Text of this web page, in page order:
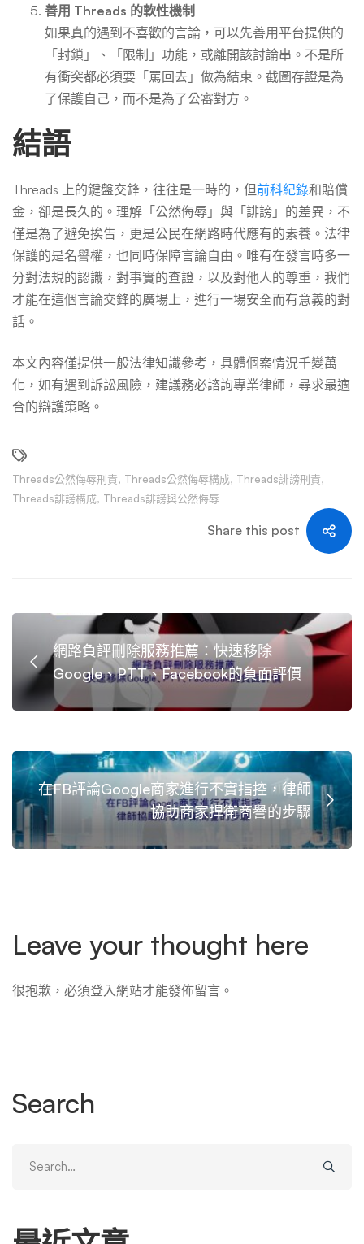
善用 Threads 的軟性機制
如果真的遇到不喜歡的言論，可以先善用平台提供的
「封鎖」、「限制」功能，或離開該討論串。不是所
有衝突都必須要「罵回去」做為結束。截圖存證是為
了保護自己，而不是為了公審對方。
結語
Threads 上的鍵盤交鋒，往往是一時的，但前科紀錄和賠償
金，卻是長久的。理解「公然侮辱」與「誹謗」的差異，不
僅是為了避免挨告，更是公民在網路時代應有的素養。法律
保護的是名譽權，也同時保障言論自由。唯有在發言時多一
分對法規的認識，對事實的查證，以及對他人的尊重，我們
才能在這個言論交鋒的廣場上，進行一場安全而有意義的對
話。
本文內容僅提供一般法律知識參考，具體個案情況千變萬
化，如有遇到訴訟風險，建議務必諮詢專業律師，尋求最適
合的辯護策略。
Threads公然侮辱刑責, Threads公然侮辱構成, Threads誹謗刑責,
Threads誹謗構成, Threads誹謗與公然侮辱
Share this post
網路負評刪除服務推薦：快速移除
Google、PTT、Facebook的負面評價
在FB評論Google商家進行不實指控，律師
協助商家捍衛商譽的步驟
Leave your thought here
很抱歉，必須登入網站才能發佈留言。
Search
for: